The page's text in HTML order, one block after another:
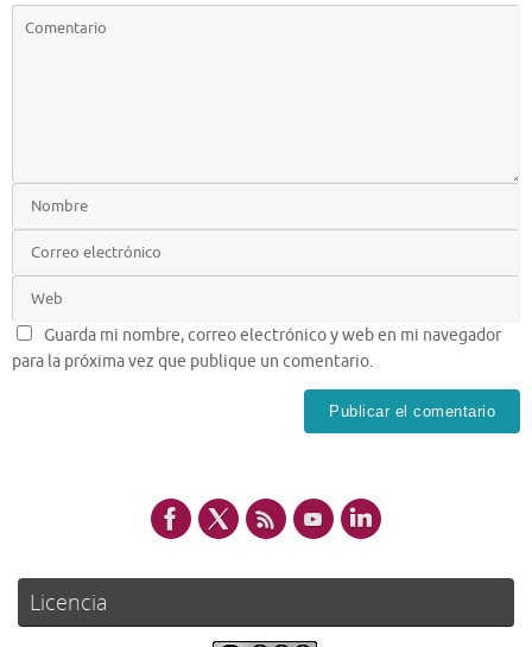
Guarda mi nombre, correo electrónico y web en mi navegador
para la próxima vez que publique un comentario.
Licencia